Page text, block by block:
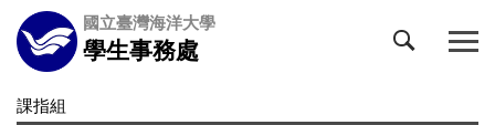
跳
到
主
內
國立臺灣海洋大學
學生事務處
課指組